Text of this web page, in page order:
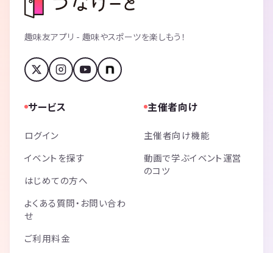
趣味友アプリ - 趣味やスポーツを楽しもう！
サービス
ログイン
イベントを探す
はじめての方へ
よくある質問・お問い合わ
せ
ご利用料金
主催者向け
主催者向け機能
動画で学ぶイベント運営
のコツ